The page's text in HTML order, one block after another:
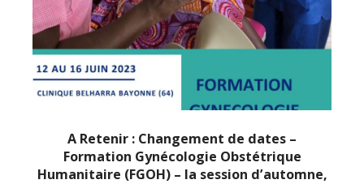
A Retenir : Changement de dates –
Formation Gynécologie Obstétrique
Humanitaire (FGOH) – la session d’automne,